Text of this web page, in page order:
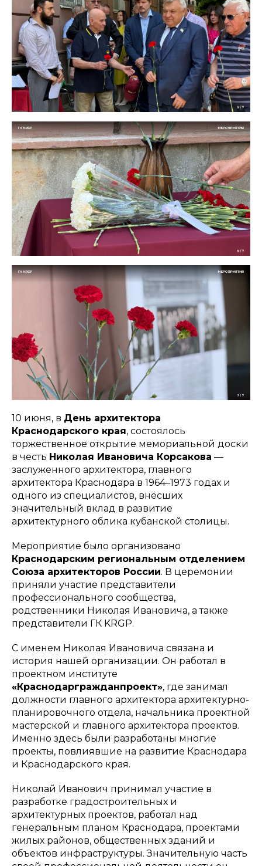
10 июня, в День архитектора
Краснодарского края, состоялось
торжественное открытие мемориальной доски
в честь Николая Ивановича Корсакова —
заслуженного архитектора, главного
архитектора Краснодара в 1964–1973 годах и
одного из специалистов, внёсших
значительный вклад в развитие
архитектурного облика кубанской столицы.
Мероприятие было организовано
Краснодарским региональным отделением
Союза архитекторов России. В церемонии
приняли участие представители
профессионального сообщества,
родственники Николая Ивановича, а также
представители ГК KRGP.
С именем Николая Ивановича связана и
история нашей организации. Он работал в
проектном институте
«Краснодаргражданпроект», где занимал
должности главного архитектора архитектурно-
планировочного отдела, начальника проектной
мастерской и главного архитектора проектов.
Именно здесь были разработаны многие
проекты, повлиявшие на развитие Краснодара
и Краснодарского края.
Николай Иванович принимал участие в
разработке градостроительных и
архитектурных проектов, работал над
генеральным планом Краснодара, проектами
жилых районов, общественных зданий и
объектов инфраструктуры. Значительную часть